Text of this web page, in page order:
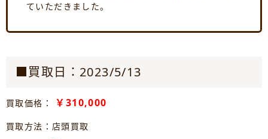
ていただきました。
■買取日：2023/5/13
買取価格： ￥310,000
買取方法：店頭買取